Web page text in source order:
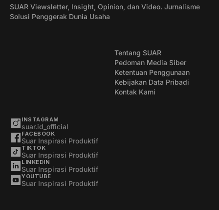
SUAR Viewsletter, Insight, Opinion, dan Video. Jurnalisme
Solusi Penggerak Dunia Usaha
Tentang SUAR
Pedoman Media Siber
Ketentuan Penggunaan
Kebijakan Data Pribadi
Kontak Kami
INSTAGRAM
suar.id_official
FACEBOOK
Suar Inspirasi Produktif
TIKTOK
Suar Inspirasi Produktif
LINKEDIN
Suar Inspirasi Produktif
YOUTUBE
Suar Inspirasi Produktif